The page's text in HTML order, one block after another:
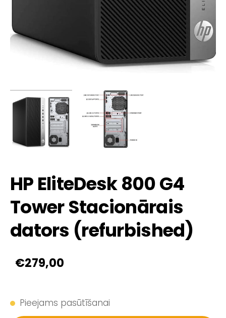
HP EliteDesk 800 G4
Tower Stacionārais
dators (refurbished)
€279,00
Pieejams pasūtīšanai